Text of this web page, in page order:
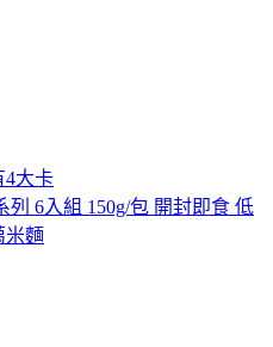
4大卡
6入組 150g/包 開封即食 低
米麵